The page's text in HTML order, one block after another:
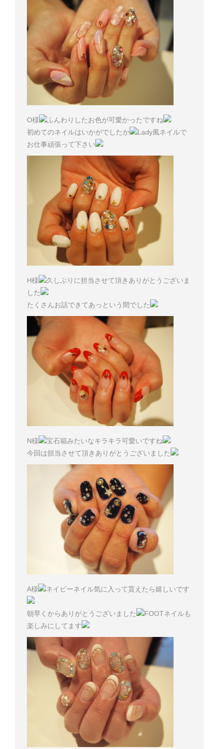
O様
ふんわりしたお色が可愛かったですね
初めてのネイルはいかがでしたか
Lady風ネイルで
お仕事頑張って下さい
H様
久しぶりに担当させて頂きありがとうございま
した
たくさんお話できてあっという間でした
N様
宝石箱みたいなキラキラ可愛いですね
今回は担当させて頂きありがとうございました
A様 ネイビーネイル気に入って貰えたら嬉しいです
朝早くからありがとうございました
FOOTネイルも
楽しみにしてます